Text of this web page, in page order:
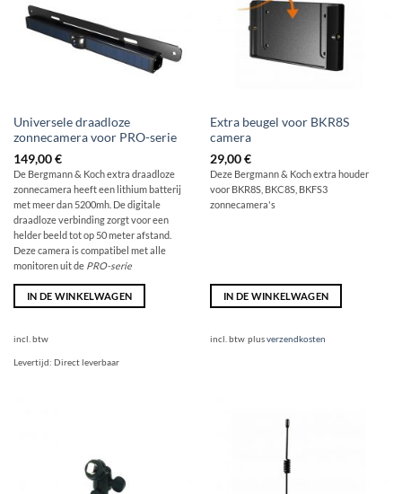
Universele draadloze
zonnecamera voor PRO-serie
149,00€
De Bergmann & Koch extra draadloze
zonnecamera heeft een lithium batterij
met meer dan 5200mh. De digitale
draadloze verbinding zorgt voor een
helder beeld tot op 50 meter afstand.
Deze camera is compatibel met alle
monitoren uit de PRO-serie
IN DE WINKELWAGEN
incl. btw
Levertijd: Direct leverbaar
Extra beugel voor BKR8S
camera
29,00€
Deze Bergmann & Koch extra houder
voor BKR8S, BKC8S, BKFS3
zonnecamera's
IN DE WINKELWAGEN
incl. btw plusverzendkosten